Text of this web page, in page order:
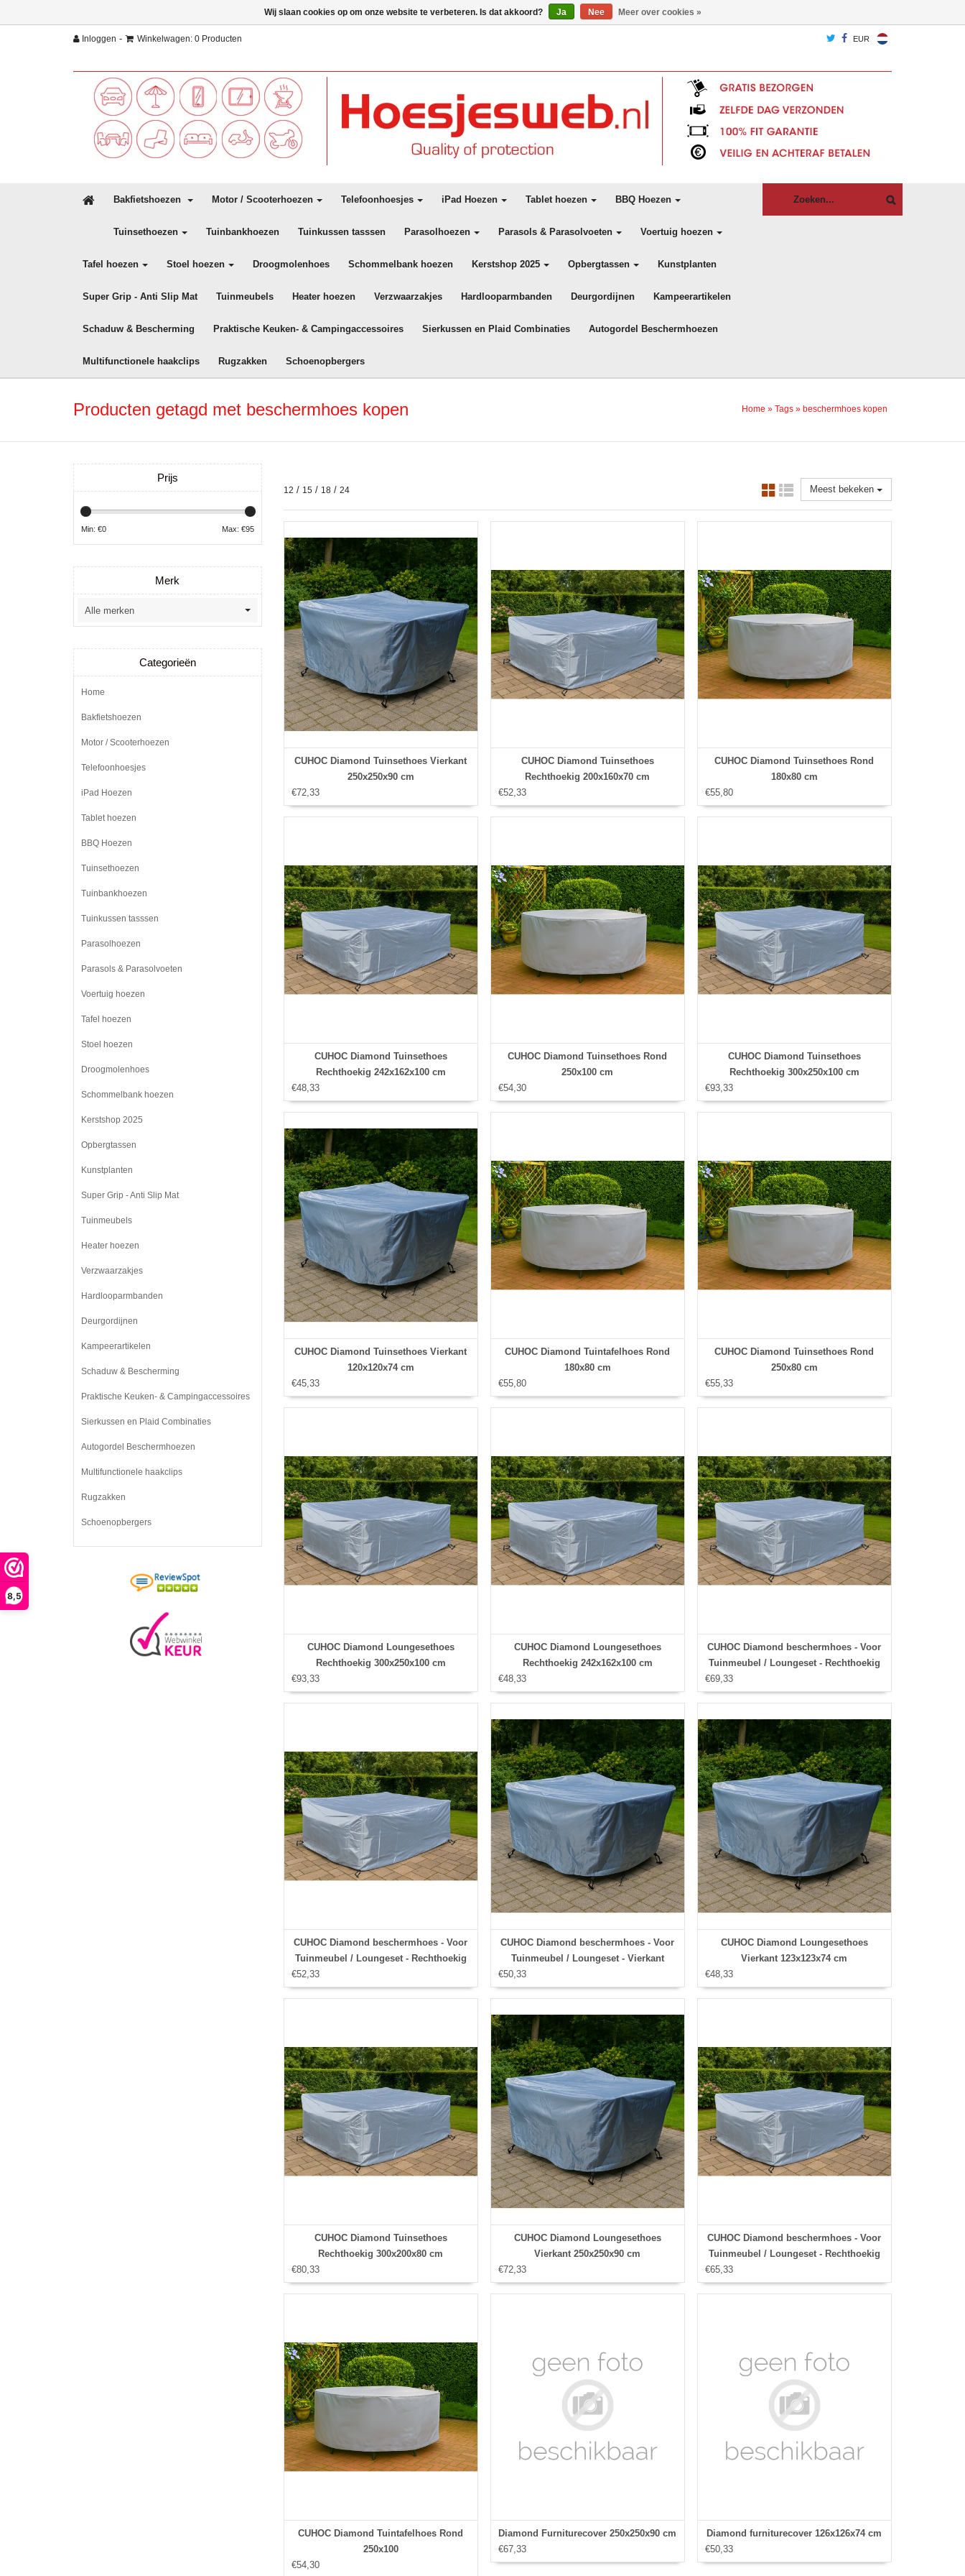
8,5
Inloggen - Winkelwagen: 0 Producten EUR
Bakfietshoezen Motor / Scooterhoezen Telefoonhoesjes iPad Hoezen Tablet hoezen BBQ Hoezen
Tuinsethoezen Tuinbankhoezen Tuinkussen tasssen Parasolhoezen Parasols & Parasolvoeten Voertuig hoezen
Tafel hoezen Stoel hoezen Droogmolenhoes Schommelbank hoezen Kerstshop 2025 Opbergtassen Kunstplanten
Super Grip - Anti Slip Mat Tuinmeubels Heater hoezen Verzwaarzakjes Hardlooparmbanden Deurgordijnen Kampeerartikelen
Schaduw & Bescherming Praktische Keuken- & Campingaccessoires Sierkussen en Plaid Combinaties Autogordel Beschermhoezen
Multifunctionele haakclips Rugzakken Schoenopbergers
Producten getagd met beschermhoes kopen Home » Tags » beschermhoes kopen
12 / 15 / 18/ 24 Meest bekeken
CUHOC Diamond Tuinsethoes Vierkant
250x250x90 cm
€72,33
CUHOC Diamond Tuinsethoes
Rechthoekig 200x160x70 cm
€52,33
CUHOC Diamond Tuinsethoes Rond
180x80 cm
€55,80
CUHOC Diamond Tuinsethoes
Rechthoekig 242x162x100 cm
€48,33
CUHOC Diamond Tuinsethoes Rond
250x100 cm
€54,30
CUHOC Diamond Tuinsethoes
Rechthoekig 300x250x100 cm
€93,33
CUHOC Diamond Tuinsethoes Vierkant
120x120x74 cm
€45,33
CUHOC Diamond Tuintafelhoes Rond
180x80 cm
€55,80
CUHOC Diamond Tuinsethoes Rond
250x80 cm
€55,33
CUHOC Diamond Loungesethoes
Rechthoekig 300x250x100 cm
€93,33
CUHOC Diamond Loungesethoes
Rechthoekig 242x162x100 cm
€48,33
CUHOC Diamond beschermhoes - Voor
Tuinmeubel / Loungeset - Rechthoekig
€69,33
CUHOC Diamond beschermhoes - Voor
Tuinmeubel / Loungeset - Rechthoekig
€52,33
CUHOC Diamond beschermhoes - Voor
Tuinmeubel / Loungeset - Vierkant
€50,33
CUHOC Diamond Loungesethoes
Vierkant 123x123x74 cm
€48,33
CUHOC Diamond Tuinsethoes
Rechthoekig 300x200x80 cm
€80,33
CUHOC Diamond Loungesethoes
Vierkant 250x250x90 cm
€72,33
CUHOC Diamond beschermhoes - Voor
Tuinmeubel / Loungeset - Rechthoekig
€65,33
CUHOC Diamond Tuintafelhoes Rond
250x100
€54,30
Diamond Furniturecover 250x250x90 cm
€67,33
Diamond furniturecover 126x126x74 cm
€50,33
Prijs
Min: €0 Max: €95
Merk
Categorieën
Home
Bakfietshoezen
Motor / Scooterhoezen
Telefoonhoesjes
iPad Hoezen
Tablet hoezen
BBQ Hoezen
Tuinsethoezen
Tuinbankhoezen
Tuinkussen tasssen
Parasolhoezen
Parasols & Parasolvoeten
Voertuig hoezen
Tafel hoezen
Stoel hoezen
Droogmolenhoes
Schommelbank hoezen
Kerstshop 2025
Opbergtassen
Kunstplanten
Super Grip - Anti Slip Mat
Tuinmeubels
Heater hoezen
Verzwaarzakjes
Hardlooparmbanden
Deurgordijnen
Kampeerartikelen
Schaduw & Bescherming
Praktische Keuken- & Campingaccessoires
Sierkussen en Plaid Combinaties
Autogordel Beschermhoezen
Multifunctionele haakclips
Rugzakken
Schoenopbergers
Wij slaan cookies op om onze website te verbeteren. Is dat akkoord? Ja Nee Meer over cookies »